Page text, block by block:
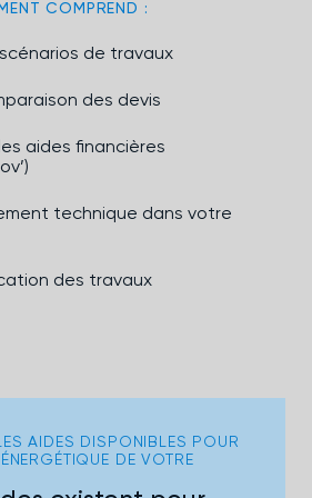
COMPREND :
de travaux
des devis
aides financières
technique dans votre
des travaux
AIDES DISPONIBLES POUR
DE VOTRE